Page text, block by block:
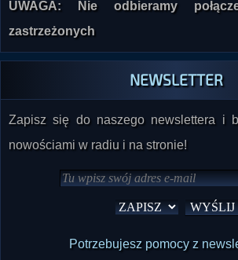
UWAGA: Nie odbieramy
zastrzeżonych
NEWSLETTER
Zapisz się do naszego newslettera i
nowościami w radiu i na stronie!
Potrzebujesz pomocy z